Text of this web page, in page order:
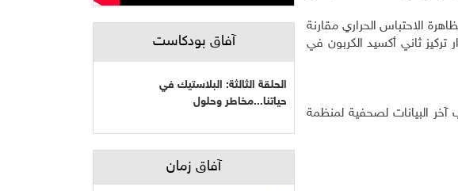
لظاهرة الاحتباس الحراري مقارنة
تركيز ثاني أكسيد الكربون في
الثورة الصناعية حسب آخر البيانات لصحفية لمنظمة
آفاق بودكاست
الحلقة الثالثة: البلاستيك في
حياتنا...مخاطر وحلول
آفاق زمان